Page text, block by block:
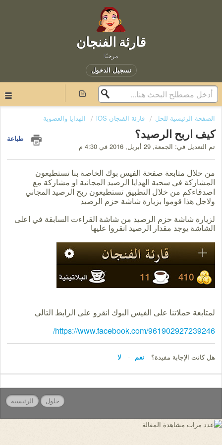
قارئة الفنجان
مرحبًا
تسجيل الدخول
الصفحة الرئيسية للحل قارئة الفنجان iOS الهدايا والعضوية
كيف اربح الرصيد؟ طباعة
تم التعديل في: الجمعة, 29 أبريل, 2016 في 4:30 م
من خلال متابعة صفحة الفيس بوك الخاصة بنا تستطيعون
المشاركة في سحبة الهدايا الرصيد المجانية او مشاركة مع
اصدقاءكم من خلال التطبيق تستطيعون ربح الرصيد المجاني
ولاجل هذا قوموا بزيارة شاشة حزم الرصيد
لزيارة شاشة حزم الرصيد من شاشة القراءت السابقة في اعلى
الشاشة يوجد مقدار الرصيد انقروا عليها
لمتابعة حملاتنا على الفيس البوك انقرو على الرابط التالي
https://www.facebook.com/961902927239246/
هل كانت الإجابة مفيدة؟ نعم لا
الرئيسية حلول